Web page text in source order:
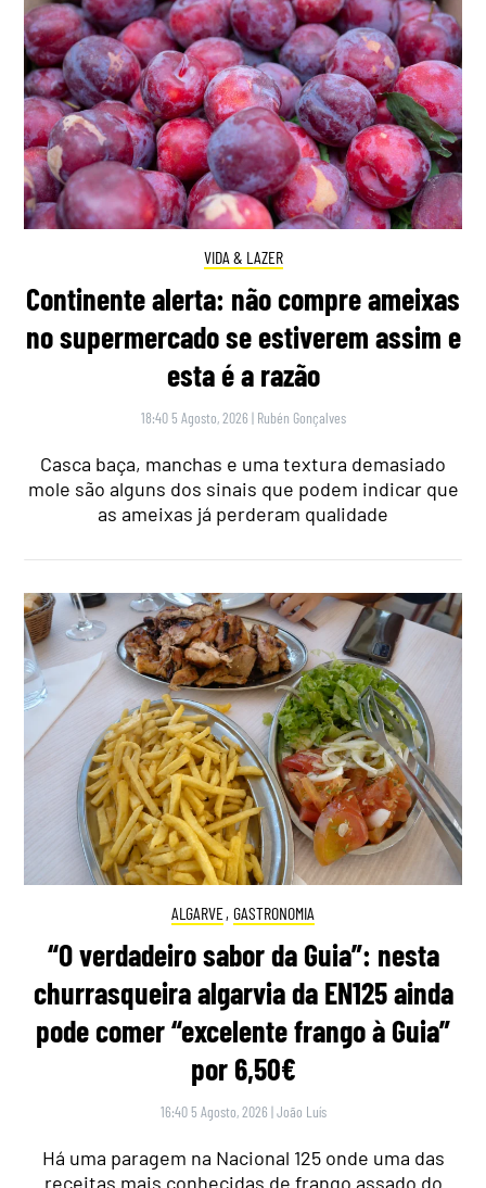
VIDA & LAZER
Continente alerta: não compre ameixas
no supermercado se estiverem assim e
esta é a razão
18:40 5 Agosto, 2026 | Rubén Gonçalves
Casca baça, manchas e uma textura demasiado
mole são alguns dos sinais que podem indicar que
as ameixas já perderam qualidade
ALGARVE, GASTRONOMIA
“O verdadeiro sabor da Guia”: nesta
churrasqueira algarvia da EN125 ainda
pode comer “excelente frango à Guia”
por 6,50€
16:40 5 Agosto, 2026 |João Luís
Há uma paragem na Nacional 125 onde uma das
receitas mais conhecidas de frango assado do